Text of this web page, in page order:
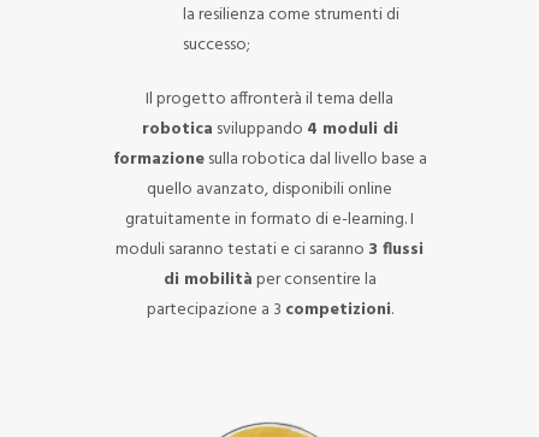
la resilienza come strumenti di
successo;
Il progetto affronterà il tema della
robotica sviluppando 4 moduli di
formazionesulla robotica dal livello base a
quello avanzato, disponibili online
gratuitamente in formato di e-learning. I
moduli saranno testati e ci saranno 3 flussi
di mobilitàper consentire la
partecipazione a 3 competizioni.